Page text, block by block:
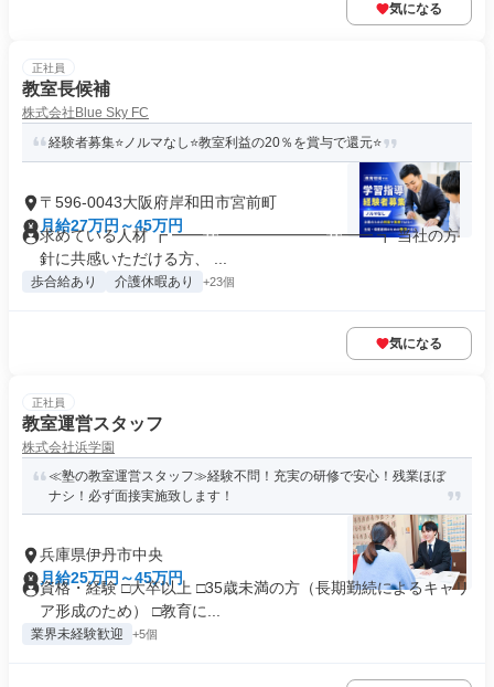
気になる
正社員
教室長候補
株式会社Blue Sky FC
経験者募集⭐ノルマなし⭐教室利益の20％を賞与で還元⭐
〒596-0043大阪府岸和田市宮前町
月給27万円～45万円
求めている人材 ┏ ━━┅━━━━━━━┅━━ ┓ 当社の方
針に共感いただける方、 ...
歩合給あり 介護休暇あり +23個
気になる
正社員
教室運営スタッフ
株式会社浜学園
≪塾の教室運営スタッフ≫経験不問！充実の研修で安心！残業ほぼ
ナシ！必ず面接実施致します！
兵庫県伊丹市中央
月給25万円～45万円
資格・経験 □大卒以上 □35歳未満の方（長期勤続によるキャリ
ア形成のため） □教育に...
業界未経験歓迎 +5個